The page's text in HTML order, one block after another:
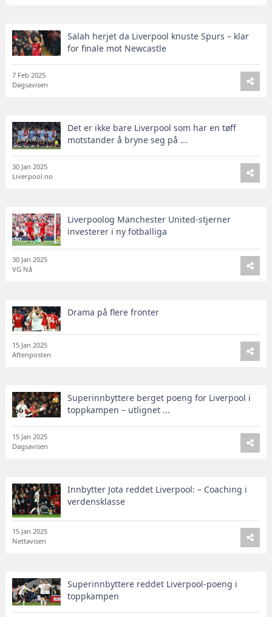
Salah herjet da Liverpool knuste Spurs – klar
for finale mot Newcastle
7 Feb 2025
Dagsavisen
Det er ikke bare Liverpool som har en tøff
motstander å bryne seg på ...
30 Jan 2025
Liverpool.no
Liverpoolog Manchester United-stjerner
investerer i ny fotballiga
30 Jan 2025
VG Nå
Drama på flere fronter
15 Jan 2025
Aftenposten
Superinnbyttere berget poeng for Liverpool i
toppkampen – utlignet ...
15 Jan 2025
Dagsavisen
Innbytter Jota reddet Liverpool: – Coaching i
verdensklasse
15 Jan 2025
Nettavisen
Superinnbyttere reddet Liverpool-poeng i
toppkampen